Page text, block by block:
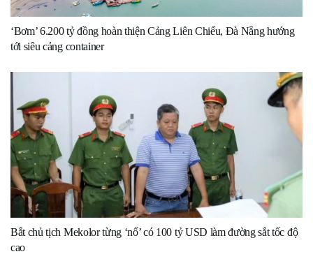
‘Bơm’ 6.200 tỷ đồng hoàn thiện Cảng Liên Chiểu, Đà Nẵng hướng
tới siêu cảng container
Bắt chủ tịch Mekolor từng ‘nổ’ có 100 tỷ USD làm đường sắt tốc độ
cao